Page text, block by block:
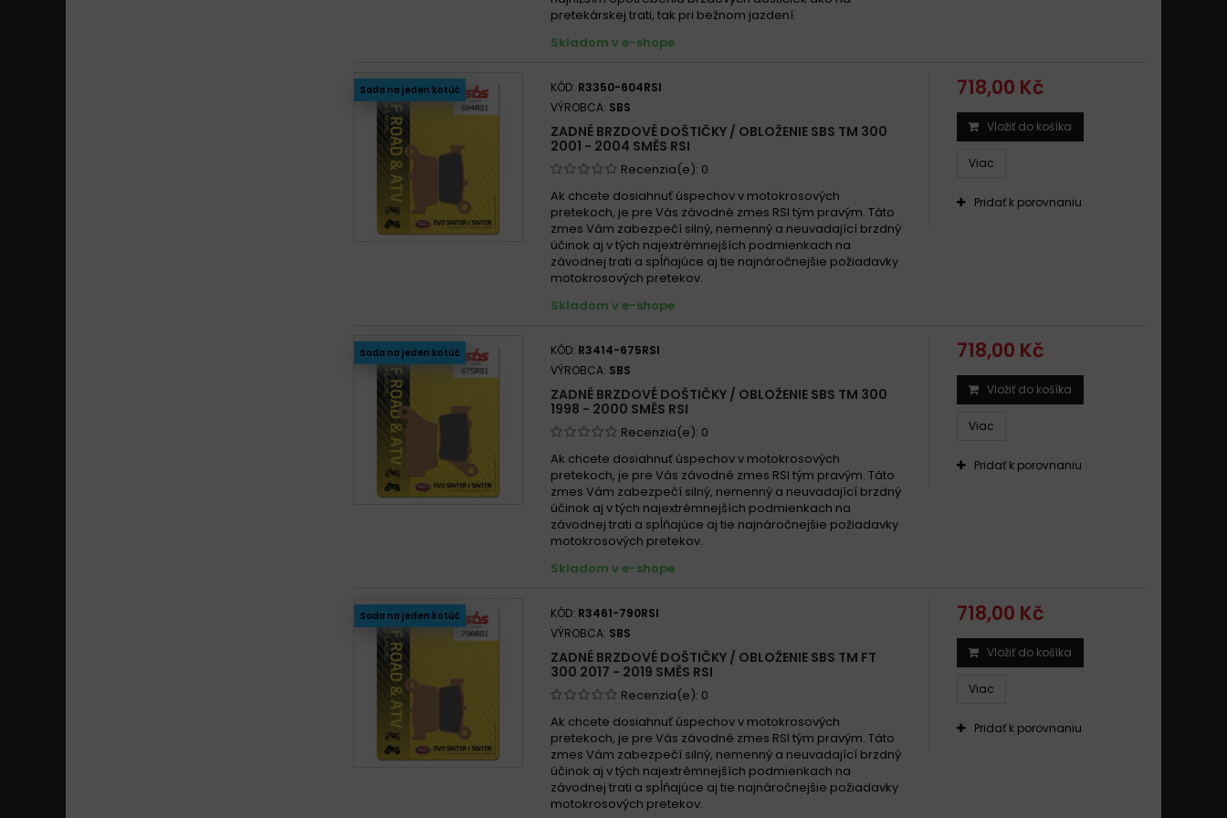
pretekárskej trati, tak pri bežnom jazdení.
Skladom v e-shope
Sada na jeden kotúč KÓD: R3350-604RSI
VÝROBCA: SBS
ZADNÉ BRZDOVÉ DOŠTIČKY / OBLOŽENIE SBS TM 300
2001 - 2004 SMĚS RSI
Recenzia(e): 0
Ak chcete dosiahnuť úspechov v motokrosových
pretekoch, je pre Vás závodné zmes RSI tým pravým. Táto
zmes Vám zabezpečí silný, nemenný a neuvadající brzdný
účinok aj v tých najextrémnejších podmienkach na
závodnej trati a spĺňajúce aj tie najnáročnejšie požiadavky
motokrosových pretekov.
Skladom v e-shope
718,00 Kč
Vložiť do košíka
Viac
Pridať k porovnaniu
Sada na jeden kotúč KÓD: R3414-675RSI
VÝROBCA: SBS
ZADNÉ BRZDOVÉ DOŠTIČKY / OBLOŽENIE SBS TM 300
1998 - 2000 SMĚS RSI
Recenzia(e): 0
Ak chcete dosiahnuť úspechov v motokrosových
pretekoch, je pre Vás závodné zmes RSI tým pravým. Táto
zmes Vám zabezpečí silný, nemenný a neuvadající brzdný
účinok aj v tých najextrémnejších podmienkach na
závodnej trati a spĺňajúce aj tie najnáročnejšie požiadavky
motokrosových pretekov.
Skladom v e-shope
718,00 Kč
Vložiť do košíka
Viac
Pridať k porovnaniu
Sada na jeden kotúč KÓD: R3461-790RSI
VÝROBCA: SBS
ZADNÉ BRZDOVÉ DOŠTIČKY / OBLOŽENIE SBS TM FT
300 2017 - 2019 SMĚS RSI
Recenzia(e): 0
Ak chcete dosiahnuť úspechov v motokrosových
pretekoch, je pre Vás závodné zmes RSI tým pravým. Táto
zmes Vám zabezpečí silný, nemenný a neuvadající brzdný
účinok aj v tých najextrémnejších podmienkach na
závodnej trati a spĺňajúce aj tie najnáročnejšie požiadavky
motokrosových pretekov.
718,00 Kč
Vložiť do košíka
Viac
Pridať k porovnaniu